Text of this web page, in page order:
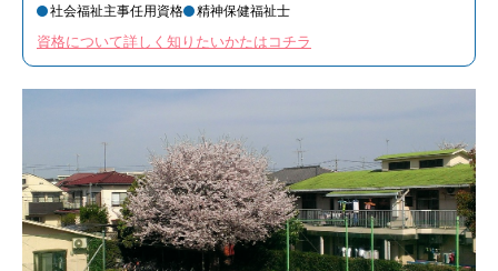
社会福祉主事任用資格
精神保健福祉士
資格について詳しく知りたいかたはコチラ